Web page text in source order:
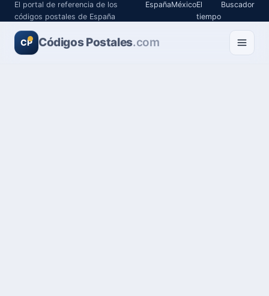
El portal de referencia de los
códigos postales de España
EspañaMéxicoEl
tiempo
Buscador
CP Códigos Postales.com